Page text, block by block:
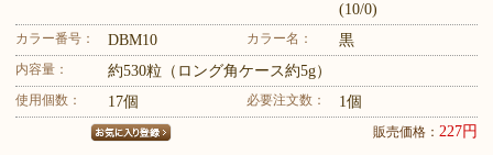
(10/0)
カラー番号： DBM10 カラー名： 黒
内容量： 約530粒（ロング角ケース約5g）
使用個数： 17個 必要注文数： 1個
販売価格： 227円